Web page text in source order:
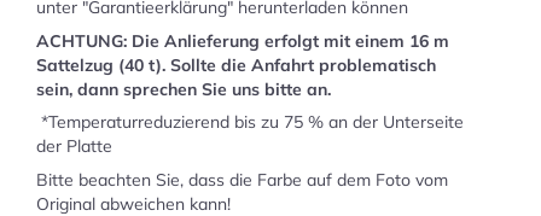
unter "Garantieerklärung" herunterladen können
ACHTUNG: Die Anlieferung erfolgt mit einem 16 m
Sattelzug (40 t). Sollte die Anfahrt problematisch
sein, dann sprechen Sie uns bitte an.
*Temperaturreduzierend bis zu 75 % an der Unterseite
der Platte
Bitte beachten Sie, dass die Farbe auf dem Foto vom
Original abweichen kann!